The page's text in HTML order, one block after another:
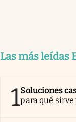
Las más leídas
1Soluciones
para qué